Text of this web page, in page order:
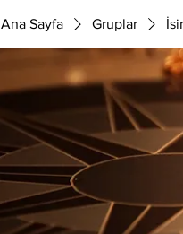
Ana Sayfa Gruplar